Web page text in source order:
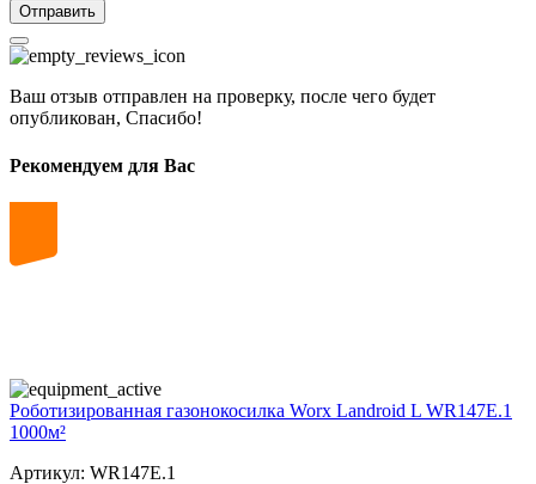
Отправить
Ваш отзыв отправлен на проверку, после чего будет
опубликован, Спасибо!
Рекомендуем для Вас
Роботизированная газонокосилка Worx Landroid L WR147E.1
1000м²
Артикул: WR147E.1